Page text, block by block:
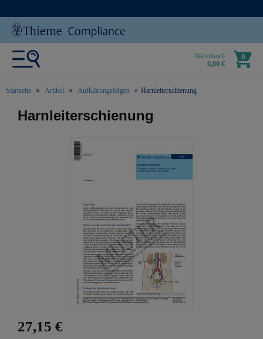
Warenkorb
0,00 €
0
Startseite Artikel Aufklärungsbögen Harnleiterschienung
text.skipToContent
text.skipToNavigation
Harnleiterschienung
27,15 €